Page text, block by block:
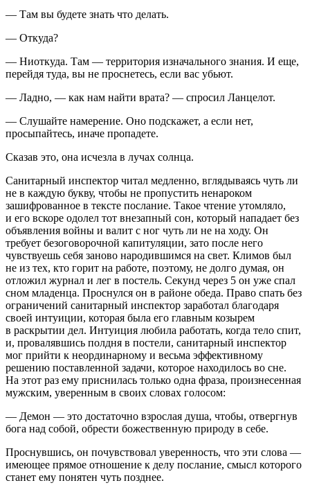
— Там вы будете знать что делать.
— Откуда?
— Ниоткуда. Там — территория изначального знания. И еще,
перейдя туда, вы не проснетесь, если вас убьют.
— Ладно, — как нам найти врата? — спросил Ланцелот.
— Слушайте намерение. Оно подскажет, а если нет,
просыпайтесь, иначе пропадете.
Сказав это, она исчезла в лучах солнца.
Санитарный инспектор читал медленно, вглядываясь чуть ли
не в каждую букву, чтобы не пропустить ненароком
зашифрованное в тексте послание. Такое чтение утомляло,
и его вскоре одолел тот внезапный сон, который нападает без
объявления войны и валит с ног чуть ли не на ходу. Он
требует безоговорочной капитуляции, зато после него
чувствуешь себя заново народившимся на свет. Климов был
не из тех, кто горит на работе, поэтому, не долго думая, он
отложил журнал и лег в постель. Секунд через 5 он уже спал
сном младенца. Проснулся он в районе обеда. Право спать без
ограничений санитарный инспектор заработал благодаря
своей интуиции, которая была его главным козырем
в раскрытии дел. Интуиция любила работать, когда тело спит,
и, провалявшись полдня в постели, санитарный инспектор
мог прийти к неординарному и весьма эффективному
решению поставленной задачи, которое находилось во сне.
На этот раз ему приснилась только одна фраза, произнесенная
мужским, уверенным в своих словах голосом:
— Демон — это достаточно взрослая душа, чтобы, отвергнув
бога над собой, обрести божественную природу в себе.
Проснувшись, он почувствовал уверенность, что эти слова —
имеющее прямое отношение к делу послание, смысл которого
станет ему понятен чуть позднее.